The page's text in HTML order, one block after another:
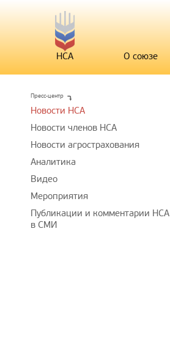
НСА О союзе
Пресс-центр
Новости НСА
Новости членов НСА
Новости агрострахования
Аналитика
Видео
Мероприятия
Публикации и комментарии НСА
в СМИ